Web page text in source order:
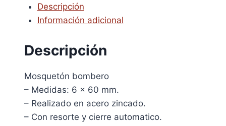
Descripción
Información adicional
Descripción
Mosquetón bombero
– Medidas: 6 x 60 mm.
– Realizado en acero zincado.
– Con resorte y cierre automatico.